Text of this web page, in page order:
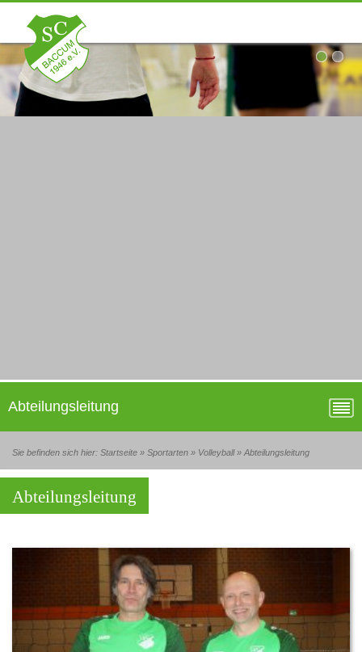
Abteilungsleitung
Sie befinden sich hier: Startseite » Sportarten » Volleyball» Abteilungsleitung
Abteilungsleitung